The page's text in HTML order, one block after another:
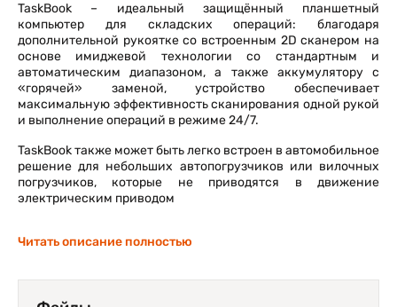
TaskBook – идеальный защищённый планшетный
компьютер для складских операций: благодаря
дополнительной рукоятке со встроенным 2D сканером на
основе имиджевой технологии со стандартным и
автоматическим диапазоном, а также аккумулятору с
«горячей» заменой, устройство обеспечивает
максимальную эффективность сканирования одной рукой
и выполнение операций в режиме 24/7.
TaskBook также может быть легко встроен в автомобильное
решение для небольших автопогрузчиков или вилочных
погрузчиков, которые не приводятся в движение
электрическим приводом
Читать описание полностью